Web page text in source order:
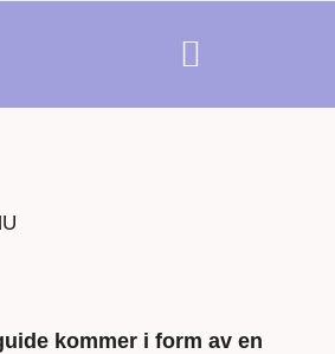
kommer i form av en